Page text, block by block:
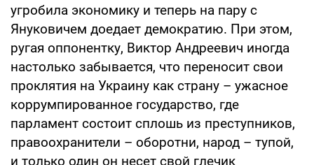
угробила экономику и теперь на пару с
Януковичем доедает демократию. При этом,
ругая оппонентку, Виктор Андреевич иногда
настолько забывается, что переносит свои
проклятия на Украину как страну – ужасное
коррумпированное государство, где
парламент состоит сплошь из преступников,
правоохранители – оборотни, народ – тупой,
и только один он несет свой глечик